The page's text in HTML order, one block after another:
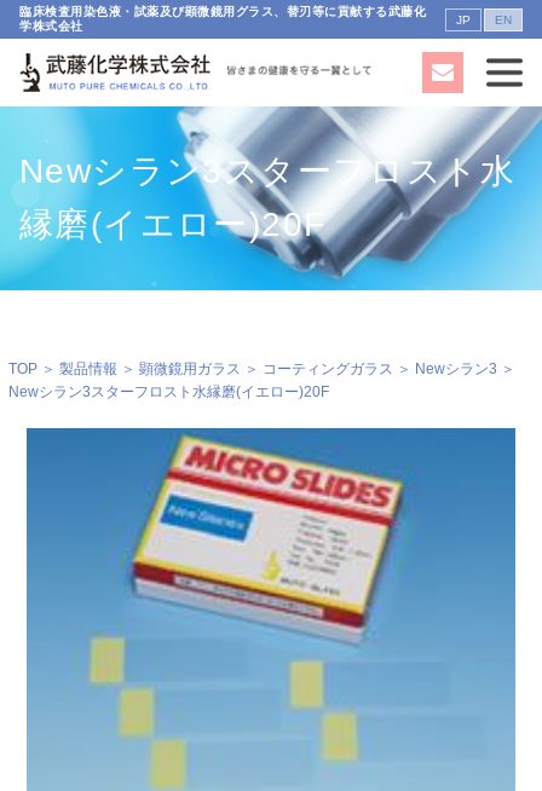
臨床検査用染色液・試薬及び顕微鏡用グラス、替刃等に貢献する武藤化
学株式会社
JP EN
Newシラン3スターフロスト水
縁磨(イエロー)20F
TOP＞ 製品情報 ＞ 顕微鏡用ガラス ＞ コーティングガラス ＞ Newシラン3 ＞
Newシラン3スターフロスト水縁磨(イエロー)20F